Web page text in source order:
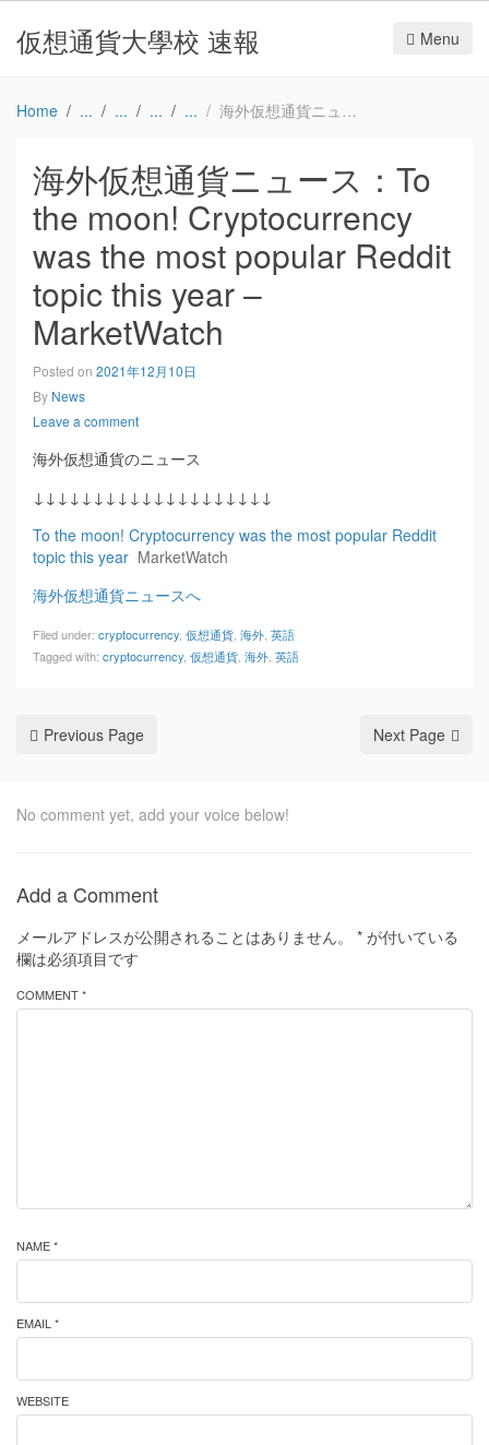
仮想通貨大學校 速報 Menu
Home 海外仮想通貨ニュース：To the moon! Cryptocurrency was the most popular Reddit topic this year – MarketWatch
海外仮想通貨ニュース：To
the moon! Cryptocurrency
was the most popular Reddit
topic this year –
MarketWatch
Posted on 2021年12月10日
By News
Leave a comment
海外仮想通貨のニュース
↓↓↓↓↓↓↓↓↓↓↓↓↓↓↓↓↓↓↓↓
To the moon! Cryptocurrency was the most popular Reddit
topic this year MarketWatch
海外仮想通貨ニュースへ
Filed under: cryptocurrency 仮想通貨 海外 英語
Tagged with: cryptocurrency 仮想通貨 海外 英語
Previous Page Next Page
No comment yet, add your voice below!
Add a Comment
メールアドレスが公開されることはありません。 * が付いている
欄は必須項目です
COMMENT *
NAME *
EMAIL *
WEBSITE